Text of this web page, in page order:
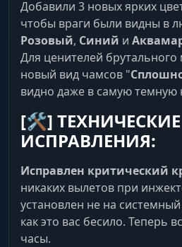
Добавили 3 новых ярких
чтобы враги были видны в
Розовый, Синий и
Для ценителей
новый вид чамсов "
видно даже в самую темную
[🛠] ТЕХНИЧЕСКИЕ
ИСПРАВЛЕНИЯ:
Исправлен критический
никаких вылетов при
установлен не на
как это вас бесило. Теперь
часы.